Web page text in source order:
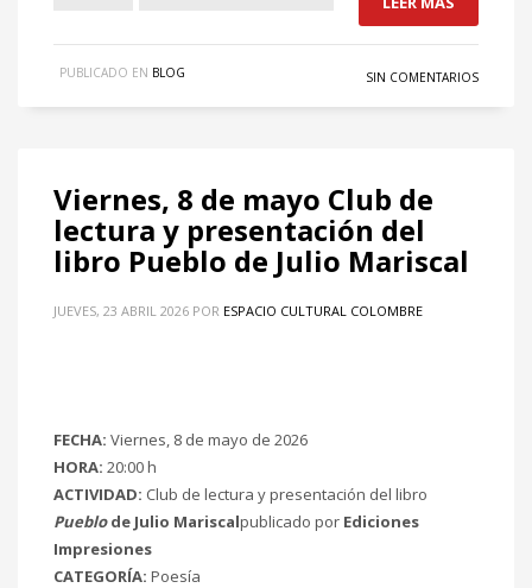
PUBLICADO EN BLOG SIN COMENTARIOS
Viernes, 8 de mayo Club de
lectura y presentación del
libro Pueblo de Julio Mariscal
JUEVES, 23 ABRIL 2026 POR ESPACIO CULTURAL COLOMBRE
FECHA: Viernes, 8 de mayo de 2026
HORA: 20:00 h
ACTIVIDAD: Club de lectura y presentación del libro
Pueblode Julio Mariscalpublicado por Ediciones
Impresiones
CATEGORÍA: Poesía